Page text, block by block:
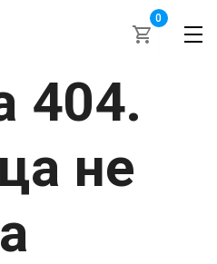
0
404.
не